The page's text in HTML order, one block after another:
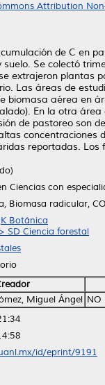
Attribution
de C en
Se colectó
extrajeron
Las áreas de
biomasa aérea en
En la otra
de pastoreo son
concentraciones
reportadas.
Ciencias con
Biomasa radicular,
Botánica
SD Ciencia forestal
Miguel Ángel NO
id/eprint/9191